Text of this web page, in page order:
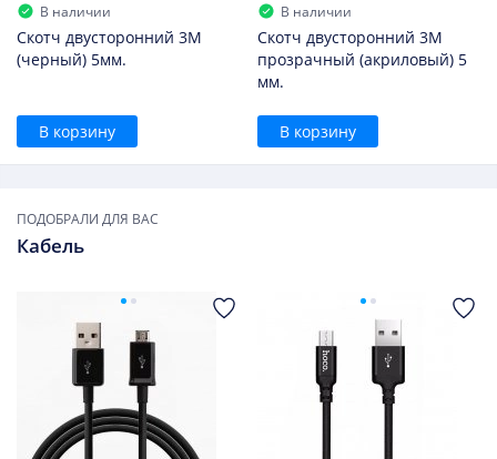
В наличии
Скотч двусторонний 3M
(черный) 5мм.
В корзину
В наличии
Скотч двусторонний 3M
прозрачный (акриловый) 5
мм.
В корзину
ПОДОБРАЛИ ДЛЯ ВАС
Кабель